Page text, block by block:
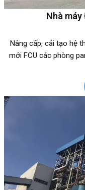
Nhà máy
Nâng cấp, cải tạo hệ
mới FCU các phòng